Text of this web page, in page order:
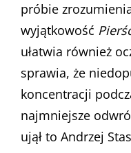
próbie
wyjątkowość
ułatwia również
sprawia, że
koncentracji
najmniejsze
ujął to Andrzej